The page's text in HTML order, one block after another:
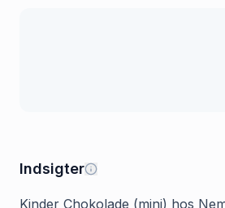
Indsigter
Kinder Chokolade (mini) hos